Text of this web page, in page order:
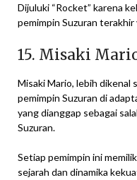
Dijuluki “Rocket” karena
pemimpin Suzuran
15. Misaki
Misaki Mario, lebih dikenal
pemimpin Suzuran di
yang dianggap sebagai
Suzuran.
Setiap pemimpin ini
sejarah dan dinamika